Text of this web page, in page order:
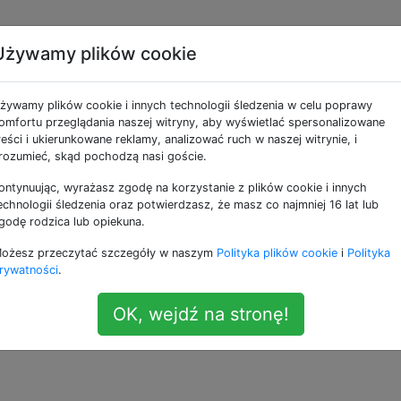
kopię
iPada?
iPhone'a na iPadzie lub iPodzie touch?
itp., Ale czy możesz przenieść większość danych
touch z kopii zapasowej iPhone'a z iTunes?
plików cookie
plików cookie i innych technologii śledzenia w celu poprawy
przeglądania naszej witryny, aby wyświetlać spersonalizowane
i ukierunkowane reklamy, analizować ruch w naszej witrynie, i
skąd pochodzą nasi goście.
wyrażasz zgodę na korzystanie z plików cookie i innych
śledzenia oraz potwierdzasz, że masz co najmniej 16 lat lub
rodzica lub opiekuna.
przeczytać szczegóły w naszym Polityka plików cookie i Polityka
.
OK, wejdź na stronę!